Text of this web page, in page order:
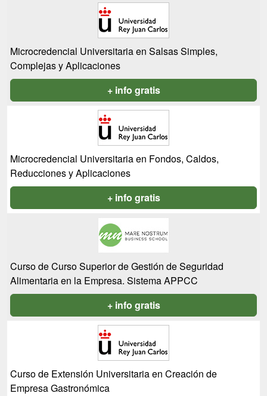
Microcredencial Universitaria en Salsas Simples,
Complejas y Aplicaciones
+ info gratis
Microcredencial Universitaria en Fondos, Caldos,
Reducciones y Aplicaciones
+ info gratis
Curso de Curso Superior de Gestión de Seguridad
Alimentaria en la Empresa. Sistema APPCC
+ info gratis
Curso de Extensión Universitaria en Creación de
Empresa Gastronómica